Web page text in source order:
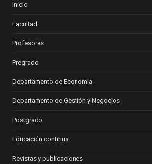
Inicio
Facultad
Profesores
Pregrado
Departamento de Economía
Departamento de Gestión y Negocios
Postgrado
Educación continua
Revistas y publicaciones